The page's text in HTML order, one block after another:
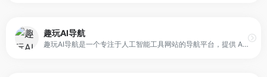
趣玩AI导航
趣玩AI导航是一个专注于人工智能工具网站的导航平台，提供 AI 工具网站的整理与推荐服务。平台以“最新、全面”为目标，收录并分类展示各类 AI 工具网站入口，帮助用户快速找到适用的工具。它面向希望提升工作效率、学习 AI 技术或探索 AI 应用的用户，提供一个更便捷的信息入口。